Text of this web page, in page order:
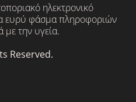
ηλεκτρονικό
ευρύ φάσμα πληροφοριών
με την υγεία.
Reserved.